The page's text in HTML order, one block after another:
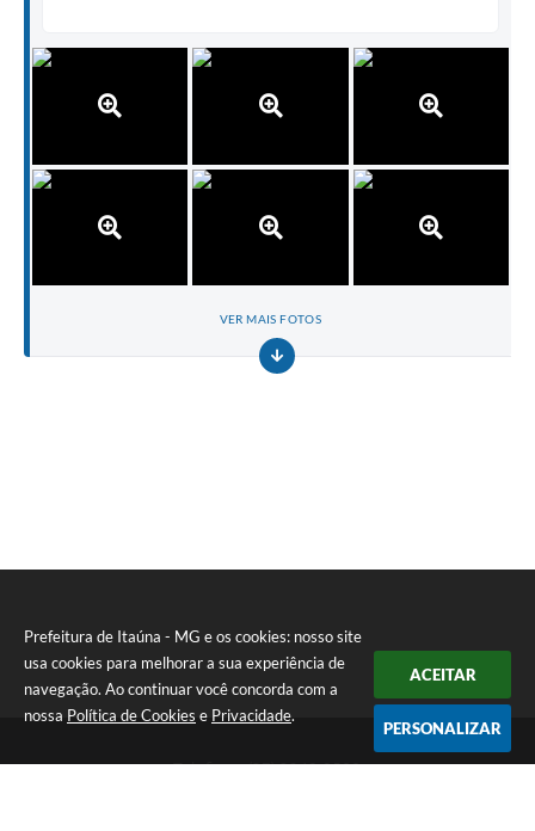
Prefeitura de Itaúna - MG e os cookies: nosso site
usa cookies para melhorar a sua experiência de
navegação. Ao continuar você concorda com a
nossa Política de Cookies e Privacidade.
ACEITAR
PERSONALIZAR
VER MAIS FOTOS
Telefone: (37) 3249-9500